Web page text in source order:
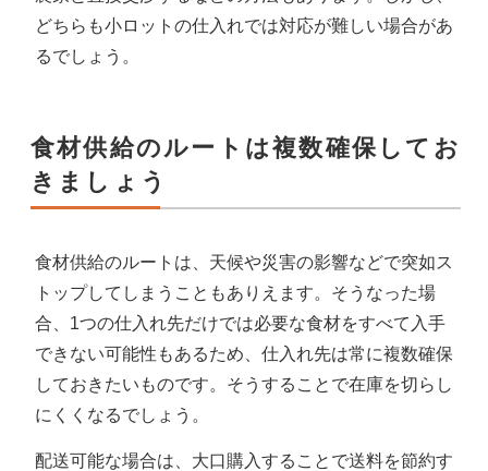
どちらも小ロットの仕入れでは対応が難しい場合があ
るでしょう。
食材供給のルートは複数確保してお
きましょう
食材供給のルートは、天候や災害の影響などで突如ス
トップしてしまうこともありえます。そうなった場
合、1つの仕入れ先だけでは必要な食材をすべて入手
できない可能性もあるため、仕入れ先は常に複数確保
しておきたいものです。そうすることで在庫を切らし
にくくなるでしょう。
配送可能な場合は、大口購入することで送料を節約す